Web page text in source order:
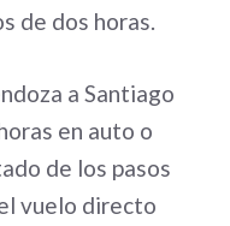
de dos horas.
a Santiago
en auto o
de los pasos
vuelo directo